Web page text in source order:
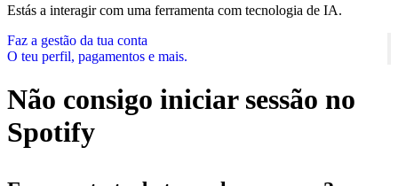
Estás a interagir com uma ferramenta com tecnologia de IA.
Faz a gestão da tua conta
O teu perfil, pagamentos e mais.
Não consigo iniciar sessão no
Spotify